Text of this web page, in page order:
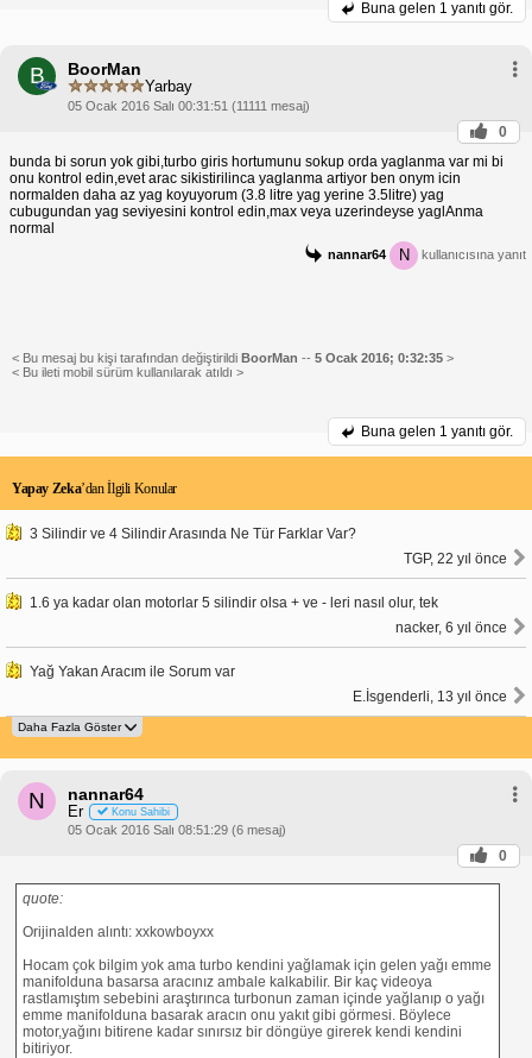
Buna gelen 1 yanıtı gör.
B BoorMan
Yarbay
05 Ocak 2016 Salı 00:31:51 (11111 mesaj)
0
bunda bi sorun yok gibi,turbo giris hortumunu sokup orda yaglanma var mi bi
onu kontrol edin,evet arac sikistirilinca yaglanma artiyor ben onym icin
normalden daha az yag koyuyorum (3.8 litre yag yerine 3.5litre) yag
cubugundan yag seviyesini kontrol edin,max veya uzerindeyse yaglAnma
normal
nannar64 N kullanıcısına yanıt
< Bu mesaj bu kişi tarafından değiştirildi BoorMan -- 5 Ocak 2016; 0:32:35 >
< Bu ileti mobil sürüm kullanılarak atıldı >
Buna gelen 1 yanıtı gör.
Yapay Zeka’dan İlgili Konular
3 Silindir ve 4 Silindir Arasında Ne Tür Farklar Var?
TGP, 22 yıl önce
1.6 ya kadar olan motorlar 5 silindir olsa + ve - leri nasıl olur, tek
nacker, 6 yıl önce
Yağ Yakan Aracım ile Sorum var
E.İsgenderli, 13 yıl önce
N nannar64
Er Konu Sahibi
05 Ocak 2016 Salı 08:51:29 (6 mesaj)
0
quote:
Orijinalden alıntı: xxkowboyxx
Hocam çok bilgim yok ama turbo kendini yağlamak için gelen yağı emme
manifolduna basarsa aracınız ambale kalkabilir. Bir kaç videoya
rastlamıştım sebebini araştırınca turbonun zaman içinde yağlanıp o yağı
emme manifolduna basarak aracın onu yakıt gibi görmesi. Böylece
motor,yağını bitirene kadar sınırsız bir döngüye girerek kendi kendini
bitiriyor.